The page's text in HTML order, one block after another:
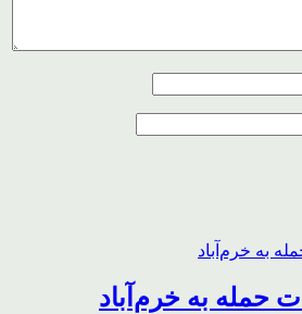
حمله به خرم‌آباد